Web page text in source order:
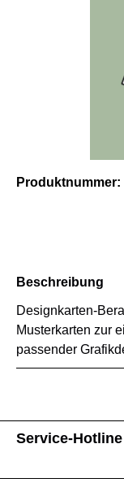
Produktnummer:
Beschreibung
Designkarten-
Musterkarten zur
passender
Service-Hotline